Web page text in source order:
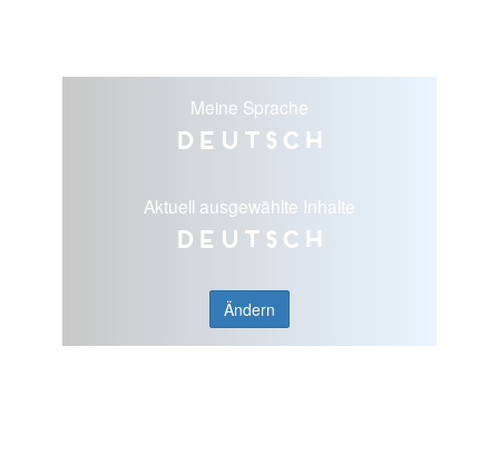
Meine Sprache
Deutsch
Aktuell ausgewählte Inhalte
Deutsch
Ändern